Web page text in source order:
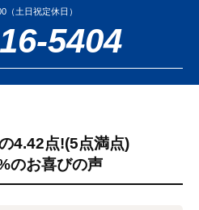
（土日祝定休日）
5404
4.42点!(5点満点)
のお喜びの声